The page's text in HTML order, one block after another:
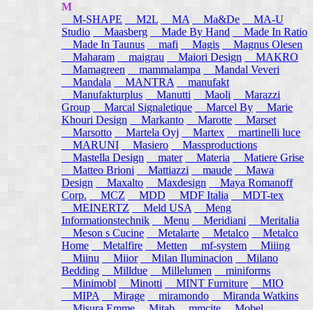
M
M-SHAPE
M2L MA Ma&De
MA-U
Studio
Maasberg Made By Hand
Made In Ratio
Made In Taunus
mafi Magis
Magnus Olesen
Maharam
maigrau Maiori Design
MAKRO
Mamagreen
mammalampa
Mandal Veveri
Mandala
MANTRA
manufakt
Manufakturplus
Manutti Maoli
Marazzi
Group
Marcal Signaletique Marcel By
Marie
Khouri Design
Markanto Marotte
Marset
Marsotto
Martela Oyj Martex
martinelli luce
MARUNI
Masiero
Massproductions
Mastella Design
mater Materia
Matiere Grise
Matteo Brioni
Mattiazzi maude
Mawa
Design
Maxalto Maxdesign
Maya Romanoff
Corp.
MCZ MDD MDF Italia
MDT-tex
MEINERTZ
Meld USA
Meng
Informationstechnik
Menu Meridiani
Meritalia
Meson s Cucine
Metalarte Metalco
Metalco
Home Metalfire Metten mf-system
Miiing
Miinu
Miior Milan Iluminacion
Milano
Bedding
Milldue Millelumen
miniforms
Minimobl Minotti MINT Furniture
MIO
MIPA
Mirage miramondo
Miranda Watkins